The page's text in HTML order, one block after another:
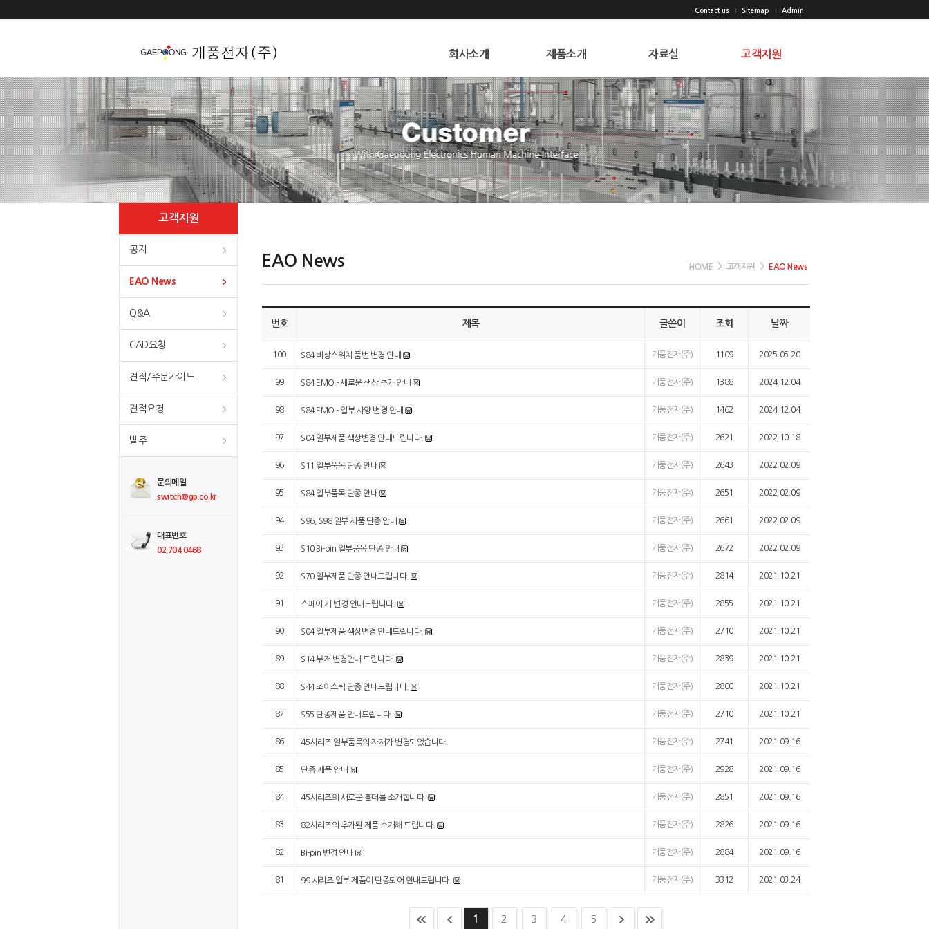
Contact us Sitemap Admin
Gaepoong
여러분의 의견에 귀기울이고, eao와함께 전자산업의
발전을 위해 앞장서는 개풍전자(주)가 되겠습니다.
회사소개
인사말
오시는길
제품소개
시리즈별
기능별
자료실
PDF 카탈로그
인증서
단종/대체모델
기타
고객지원
공지
EAO News
Q&A
CAD요청
견적/주문가이드
견적요청
발주
고객지원
공지
EAO News
Q&A
CAD요청
견적/주문가이드
견적요청
발주
문의메일
switch@gp.co.kr
대표번호
02.704.0468
EAO News HOME > 고객지원 > EAO News
번호 제목 글쓴이 조회 날짜
100 S84 비상스위치 품번 변경 안내 개풍전자(주) 1109 2025.05.20
99 S84 EMO - 새로운 색상 추가 안내 개풍전자(주) 1388 2024.12.04
98 S84 EMO - 일부 사양 변경 안내 개풍전자(주) 1462 2024.12.04
97 S04 일부제품 색상변경 안내드립니다. 개풍전자(주) 2621 2022.10.18
96 S11 일부품목 단종 안내 개풍전자(주) 2643 2022.02.09
95 S84 일부품목 단종 안내 개풍전자(주) 2651 2022.02.09
94 S96, S98 일부 제품 단종 안내 개풍전자(주) 2661 2022.02.09
93 S10 Bi-pin 일부품목 단종 안내 개풍전자(주) 2672 2022.02.09
92 S70 일부제품 단종 안내드립니다. 개풍전자(주) 2814 2021.10.21
91 스페어 키 변경 안내드립니다. 개풍전자(주) 2855 2021.10.21
90 S04 일부제품 색상변경 안내드립니다. 개풍전자(주) 2710 2021.10.21
89 S14 부저 변경안내 드립니다. 개풍전자(주) 2839 2021.10.21
88 S44 조이스틱 단종 안내드립니다. 개풍전자(주) 2800 2021.10.21
87 S55 단종제품 안내드립니다. 개풍전자(주) 2710 2021.10.21
86 45시리즈 일부품목의 자재가 변경되었습니다. 개풍전자(주) 2741 2021.09.16
85 단종 제품 안내 개풍전자(주) 2928 2021.09.16
84 45시리즈의 새로운 홀더를 소개합니다. 개풍전자(주) 2851 2021.09.16
83 82시리즈의 추가된 제품 소개해 드립니다. 개풍전자(주) 2826 2021.09.16
82 Bi-pin 변경 안내 개풍전자(주) 2884 2021.09.16
81 99 시리즈 일부 제품이 단종되어 안내드립니다. 개풍전자(주) 3312 2021.03.24
1 2 3 4 5